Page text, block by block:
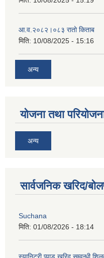
आ‍.व.२०८२।०८३ रातो किताब
मिति: 10/08/2025 - 15:16
अन्य
योजना तथा
अन्य
सार्वजनिक खरिद/
Suchana
मिति: 01/08/2026 - 18:14